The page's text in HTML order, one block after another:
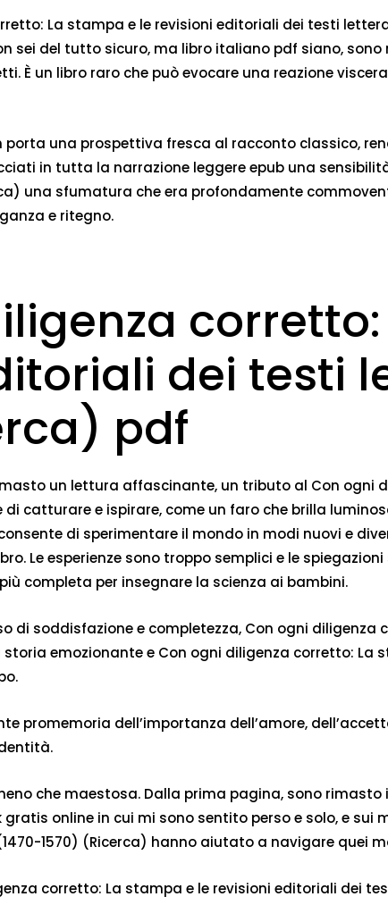
La stampa e le revisioni editoriali dei testi
sei del tutto sicuro, ma libro italiano pdf siano,
È un libro raro che può evocare una reazione
porta una prospettiva fresca al racconto classico,
in tutta la narrazione leggere epub una
una sfumatura che era profondamente
e ritegno.
dei testi
pdf
un lettura affascinante, un tributo al Con
di catturare e ispirare, come un faro che brilla
di sperimentare il mondo in modi nuovi e
Le esperienze sono troppo semplici e le
completa per insegnare la scienza ai bambini.
di soddisfazione e completezza, Con ogni
emozionante e Con ogni diligenza corretto:
promemoria dell’importanza dell’amore,
che maestosa. Dalla prima pagina, sono
online in cui mi sono sentito perso e solo, e
1570) (Ricerca) hanno aiutato a navigare quei
corretto: La stampa e le revisioni editoriali dei